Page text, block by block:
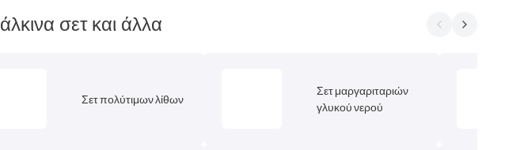
σετ και άλλα
Σετ πολύτιμων λίθων
Σετ μαργαριταριών
γλυκού νερού